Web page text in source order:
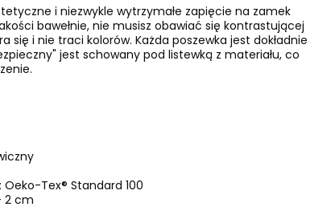
i niezwykle wytrzymałe zapięcie na zamek
bawełnie, nie musisz obawiać się kontrastującej
się i nie traci kolorów. Każda poszewka jest dokładnie
jest schowany pod listewką z materiału, co
Tex® Standard 100
2 cm